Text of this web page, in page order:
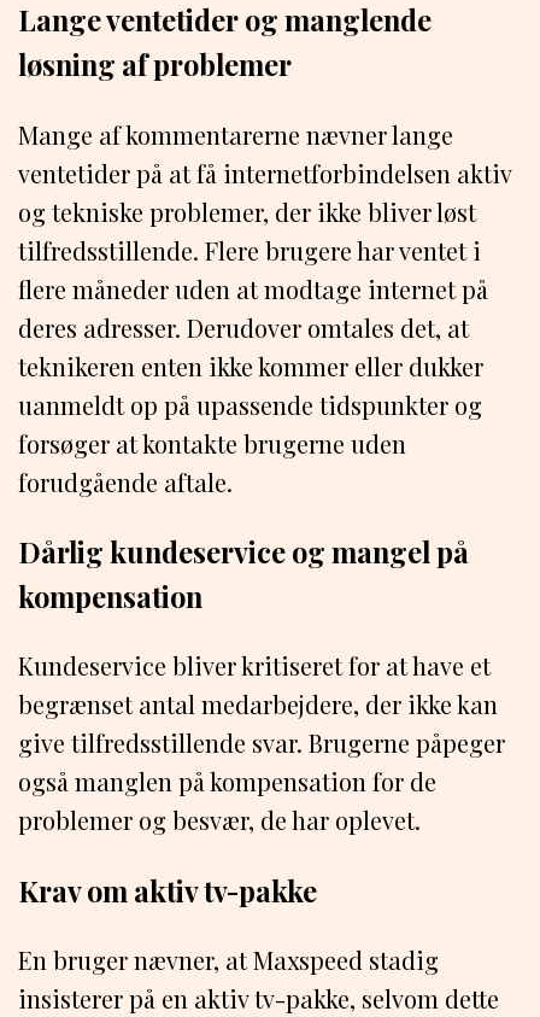
Lange ventetider og manglende
løsning af problemer
Mange af kommentarerne nævner lange
ventetider på at få internetforbindelsen aktiv
og tekniske problemer, der ikke bliver løst
tilfredsstillende. Flere brugere har ventet i
flere måneder uden at modtage internet på
deres adresser. Derudover omtales det, at
teknikeren enten ikke kommer eller dukker
uanmeldt op på upassende tidspunkter og
forsøger at kontakte brugerne uden
forudgående aftale.
Dårlig kundeservice og mangel på
kompensation
Kundeservice bliver kritiseret for at have et
begrænset antal medarbejdere, der ikke kan
give tilfredsstillende svar. Brugerne påpeger
også manglen på kompensation for de
problemer og besvær, de har oplevet.
Krav om aktiv tv-pakke
En bruger nævner, at Maxspeed stadig
insisterer på en aktiv tv-pakke, selvom dette